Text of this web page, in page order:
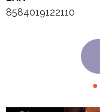
5 Retiráda
6 Refrén o prímerí
7 Sadza do obálky
8584019122110
●